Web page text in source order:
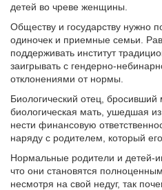
детей во чреве женщины.
Обществу и государству нужно
одиночек и приемные семьи.
поддерживать институт
заигрывать с гендерно-
отклонениями от нормы.
Биологический отец,
биологическая мать, ушедшая
нести финансовую
наряду с родителем, который
Нормальные родители и детей-
что они становятся
несмотря на свой недуг, так